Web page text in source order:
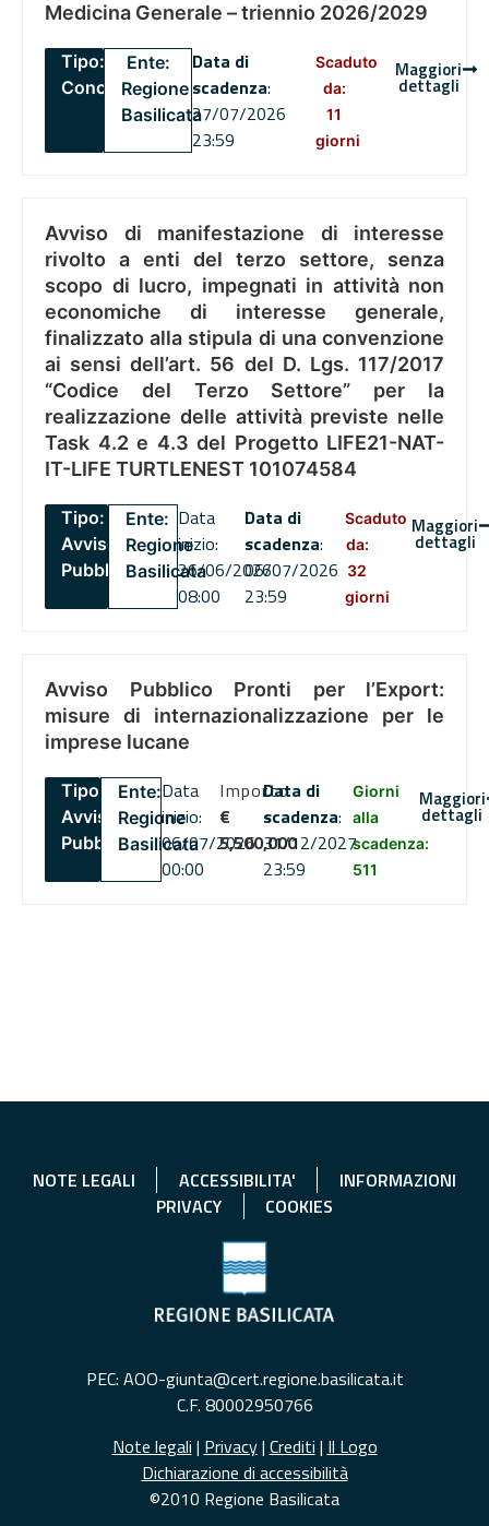
Medicina Generale – triennio 2026/2029
Tipo:
Concorsi
Ente:
Regione
Basilicata
Data di
scadenza:
27/07/2026
23:59
Scaduto
da:
11
giorni
Maggiori
dettagli
Avviso di manifestazione di interesse
rivolto a enti del terzo settore, senza
scopo di lucro, impegnati in attività non
economiche di interesse generale,
finalizzato alla stipula di una convenzione
ai sensi dell’art. 56 del D. Lgs. 117/2017
“Codice del Terzo Settore” per la
realizzazione delle attività previste nelle
Task 4.2 e 4.3 del Progetto LIFE21-NAT-
IT-LIFE TURTLENEST 101074584
Tipo:
Avviso
Pubblico
Ente:
Regione
Basilicata
Data
inizio:
26/06/2026
08:00
Data di
scadenza:
06/07/2026
23:59
Scaduto
da:
32
giorni
Maggiori
dettagli
Avviso Pubblico Pronti per l’Export:
misure di internazionalizzazione per le
imprese lucane
Tipo:
Avviso
Pubblico
Ente:
Regione
Basilicata
Data
inizio:
06/07/2026
00:00
Importo
€
5,500,000
Data di
scadenza:
31/12/2027
23:59
Giorni
alla
scadenza:
511
Maggiori
dettagli
NOTE LEGALI ACCESSIBILITA'
INFORMAZIONI
PRIVACY
COOKIES
PEC: AOO-giunta@cert.regione.basilicata.it
C.F. 80002950766
Note legali | Privacy| Crediti | Il Logo
Dichiarazione di accessibilità
©2010 Regione Basilicata